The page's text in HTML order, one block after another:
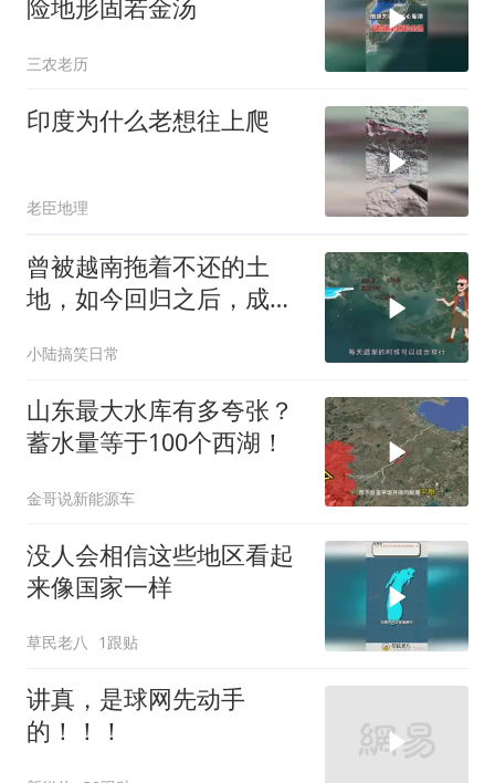
险地形固若金汤
三农老历
印度为什么老想往上爬
老臣地理
曾被越南拖着不还的土
地，如今回归之后，成为
小陆搞笑日常
山东最大水库有多夸张？
蓄水量等于100个西湖！
金哥说新能源车
没人会相信这些地区看起
来像国家一样
草民老八 1跟贴
讲真，是球网先动手
的！！！